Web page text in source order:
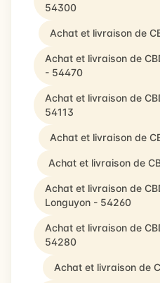
54300
Achat et livraison de
Achat et livraison de
- 54470
Achat et livraison de
54113
Achat et livraison de
Achat et livraison de
Achat et livraison de
Longuyon - 54260
Achat et livraison de
54280
Achat et livraison de